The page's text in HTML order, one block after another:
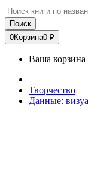
Поиск
0Корзина0 ₽
Ваша корзина
Творчество
Данные: